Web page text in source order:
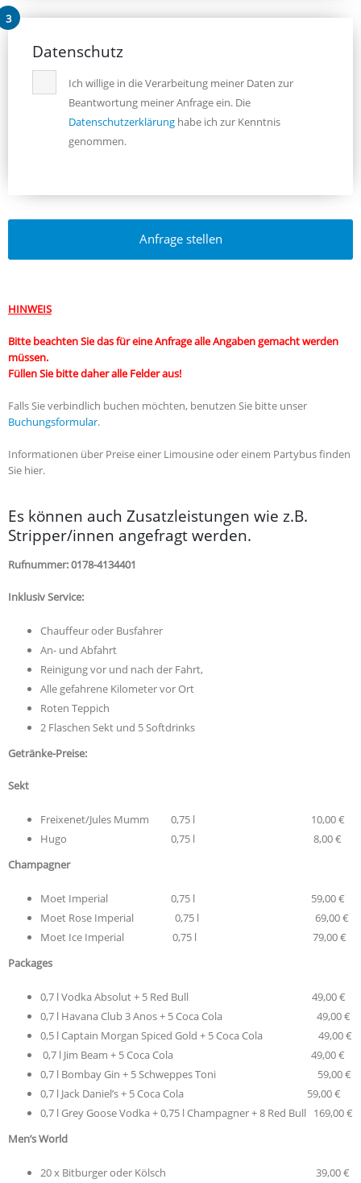
Datenschutz
Ich willige in die Verarbeitung meiner Daten zur
Beantwortung meiner Anfrage ein. Die
Datenschutzerklärung habe ich zur Kenntnis
genommen.
HINWEIS
Bitte beachten Sie das für eine Anfrage alle Angaben gemacht werden
müssen.
Füllen Sie bitte daher alle Felder aus!
Falls Sie verbindlich buchen möchten, benutzen Sie bitte unser
Buchungsformular.
Informationen über Preise einer Limousine oder einem Partybus finden
Sie hier.
Es können auch Zusatzleistungen wie z.B.
Stripper/innen angefragt werden.
Rufnummer: 0178-4134401
Inklusiv Service:
Chauffeur oder Busfahrer
An- und Abfahrt
Reinigung vor und nach der Fahrt,
Alle gefahrene Kilometer vor Ort
Roten Teppich
2 Flaschen Sekt und 5 Softdrinks
Getränke-Preise:
Sekt
Freixenet/Jules Mumm 0,75 l 10,00 €
Hugo 0,75 l 8,00 €
Champagner
Moet Imperial 0,75 l 59,00 €
Moet Rose Imperial 0,75 l 69,00 €
Moet Ice Imperial 0,75 l 79,00 €
Packages
0,7 l Vodka Absolut + 5 Red Bull 49,00 €
0,7 l Havana Club 3 Anos + 5 Coca Cola 49,00 €
0,5 l Captain Morgan Spiced Gold + 5 Coca Cola 49,00 €
0,7 l Jim Beam + 5 Coca Cola 49,00 €
0,7 l Bombay Gin + 5 Schweppes Toni 59,00 €
0,7 l Jack Daniel’s + 5 Coca Cola 59,00 €
0,7 l Grey Goose Vodka + 0,75 l Champagner + 8 Red Bull 169,00 €
Men’s World
20 x Bitburger oder Kölsch 39,00 €